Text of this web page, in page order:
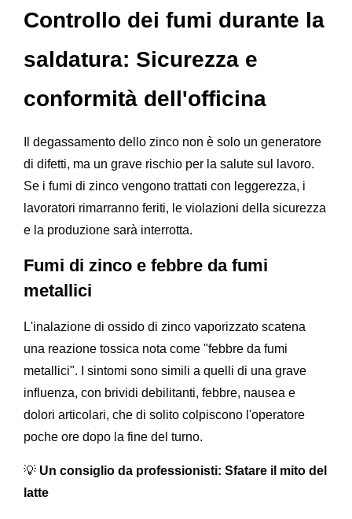
Controllo dei fumi durante la
saldatura: Sicurezza e
conformità dell'officina
Il degassamento dello zinco non è solo un generatore
di difetti, ma un grave rischio per la salute sul lavoro.
Se i fumi di zinco vengono trattati con leggerezza, i
lavoratori rimarranno feriti, le violazioni della sicurezza
e la produzione sarà interrotta.
Fumi di zinco e febbre da fumi
metallici
L'inalazione di ossido di zinco vaporizzato scatena
una reazione tossica nota come "febbre da fumi
metallici". I sintomi sono simili a quelli di una grave
influenza, con brividi debilitanti, febbre, nausea e
dolori articolari, che di solito colpiscono l'operatore
poche ore dopo la fine del turno.
💡 Un consiglio da professionisti: Sfatare il mito del
latte